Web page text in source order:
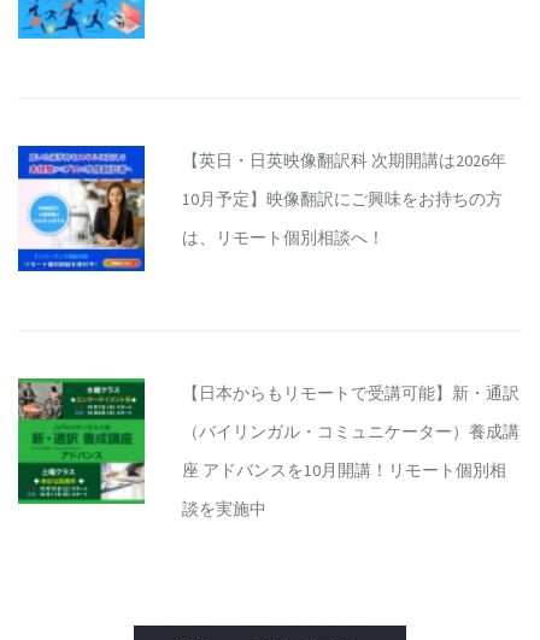
【英日・日英映像翻訳科 次期開講は2026年
10月予定】映像翻訳にご興味をお持ちの方
は、リモート個別相談へ！
【日本からもリモートで受講可能】新・通訳
（バイリンガル・コミュニケーター）養成講
座 アドバンスを10月開講！リモート個別相
談を実施中